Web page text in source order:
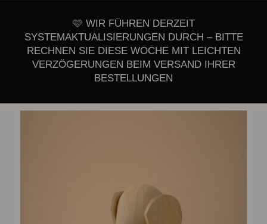
🩷 WIR FÜHREN DERZEIT
SYSTEMAKTUALISIERUNGEN DURCH – BITTE
RECHNEN SIE DIESE WOCHE MIT LEICHTEN
VERZÖGERUNGEN BEIM VERSAND IHRER
BESTELLUNGEN